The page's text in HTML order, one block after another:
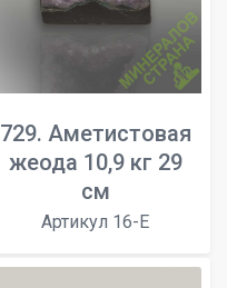
729. Аметистовая
жеода 10,9 кг 29
см
Артикул 16-E